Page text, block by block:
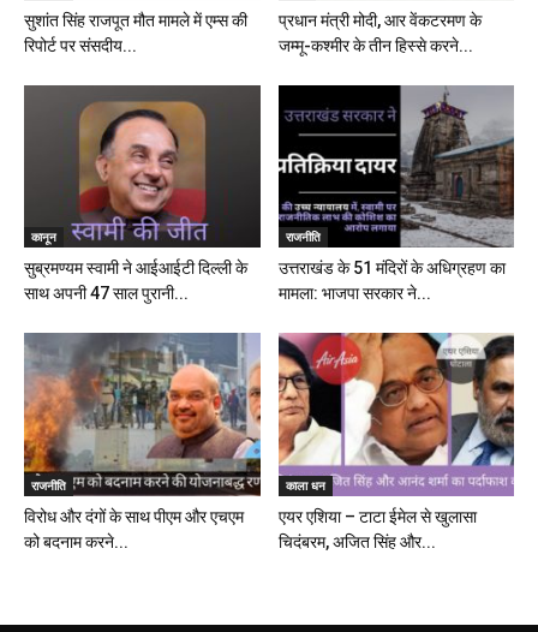
सुशांत सिंह राजपूत मौत मामले में एम्स की
रिपोर्ट पर संसदीय...
प्रधान मंत्री मोदी, आर वेंकटरमण के
जम्मू-कश्मीर के तीन हिस्से करने...
कानून
सुब्रमण्यम स्वामी ने आईआईटी दिल्ली के
साथ अपनी 47 साल पुरानी...
राजनीति
उत्तराखंड के 51 मंदिरों के अधिग्रहण का
मामला: भाजपा सरकार ने...
राजनीति
विरोध और दंगों के साथ पीएम और एचएम
को बदनाम करने...
काला धन
एयर एशिया – टाटा ईमेल से खुलासा
चिदंबरम, अजित सिंह और...